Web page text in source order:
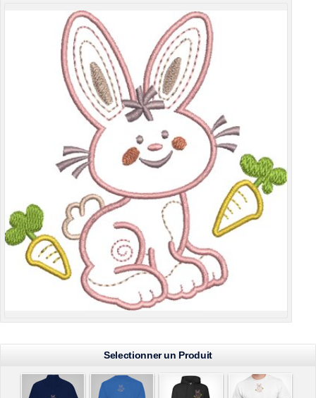
Selectionner un Produit